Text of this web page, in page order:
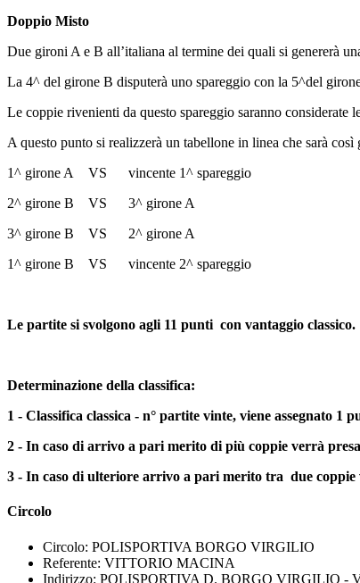
Doppio Misto
Due gironi A e B all’italiana al termine dei quali si genererà
La 4^ del girone B disputerà uno spareggio con la 5^del
Le coppie rivenienti da questo spareggio saranno considerate
A questo punto si realizzerà un tabellone in linea che sarà così
1^ girone A VS vincente 1^ spareggio
2^ girone B VS 3^ girone A
3^ girone B VS 2^ girone A
1^ girone B VS vincente 2^ spareggio
Le partite si svolgono agli 11 punti con vantaggio classico.
Determinazione della classifica:
1 - Classifica classica - n° partite vinte, viene assegnato 1
2 - In caso di arrivo a pari merito di più coppie verrà
3 - In caso di ulteriore arrivo a pari merito tra due
Circolo
Circolo: POLISPORTIVA BORGO VIRGILIO
Referente: VITTORIO MACINA
Indirizzo: POLISPORTIVA D. BORGO VIRGILIO